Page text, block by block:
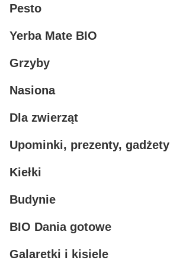
Pesto
Yerba Mate BIO
Grzyby
Nasiona
Dla zwierząt
Upominki, prezenty, gadżety
Kiełki
Budynie
BIO Dania gotowe
Galaretki i kisiele